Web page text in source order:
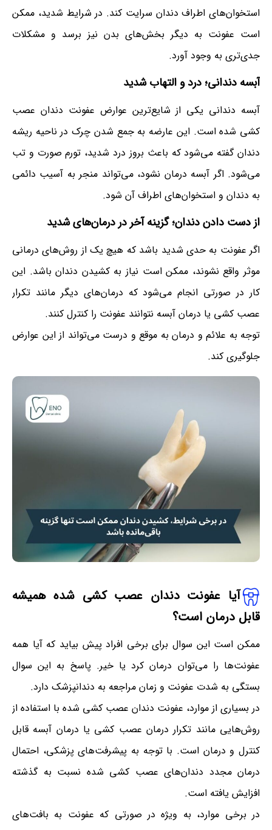
استخوان‌های اطراف دندان سرایت کند. در شرایط شدید، ممکن
است عفونت به دیگر بخش‌های بدن نیز برسد و مشکلات
جدی‌تری به وجود آورد.
آبسه دندانی؛ درد و التهاب شدید
آبسه دندانی یکی از شایع‌ترین عوارض عفونت دندان عصب
کشی شده است. این عارضه به جمع شدن چرک در ناحیه ریشه
دندان گفته می‌شود که باعث بروز درد شدید، تورم صورت و تب
می‌شود. اگر آبسه درمان نشود، می‌تواند منجر به آسیب دائمی
به دندان و استخوان‌های اطراف آن شود.
از دست دادن دندان؛گزینه آخر در درمان‌های شدید
اگر عفونت به حدی شدید باشد که هیچ یک از روش‌های درمانی
موثر واقع نشوند، ممکن است نیاز به کشیدن دندان باشد. این
کار در صورتی انجام می‌شود که درمان‌های دیگر مانند تکرار
عصب کشی یا درمان آبسه نتوانند عفونت را کنترل کنند.
توجه به علائم و درمان به موقع و درست می‌تواند از این عوارض
جلوگیری کند.
آیا عفونت دندان عصب کشی شده همیشه
قابل درمان است؟
ممکن است این سوال برای برخی افراد پیش بیاید که آیا همه
عفونت‌ها را می‌توان درمان کرد یا خیر. پاسخ به این سوال
بستگی به شدت عفونت و زمان مراجعه به دندانپزشک دارد.
در بسیاری از موارد، عفونت دندان عصب کشی شده با استفاده از
روش‌هایی مانند تکرار درمان عصب کشی یا درمان آبسه قابل
کنترل و درمان است. با توجه به پیشرفت‌های پزشکی، احتمال
درمان مجدد دندان‌های عصب کشی شده نسبت به گذشته
افزایش یافته است.
در برخی موارد، به ویژه در صورتی که عفونت به بافت‌های